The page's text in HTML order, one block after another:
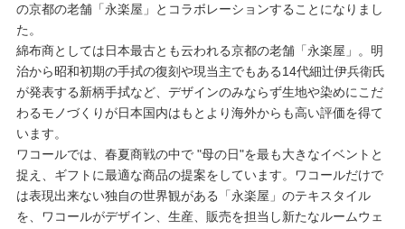
の京都の老舗「永楽屋」とコラボレーションすることになりまし
た。
綿布商としては日本最古とも云われる京都の老舗「永楽屋」。明
治から昭和初期の手拭の復刻や現当主でもある14代細辻伊兵衛氏
が発表する新柄手拭など、デザインのみならず生地や染めにこだ
わるモノづくりが日本国内はもとより海外からも高い評価を得て
います。
ワコールでは、春夏商戦の中で "母の日"を最も大きなイベントと
捉え、ギフトに最適な商品の提案をしています。ワコールだけで
は表現出来ない独自の世界観がある「永楽屋」のテキスタイル
を、ワコールがデザイン、生産、販売を担当し新たなルームウェ